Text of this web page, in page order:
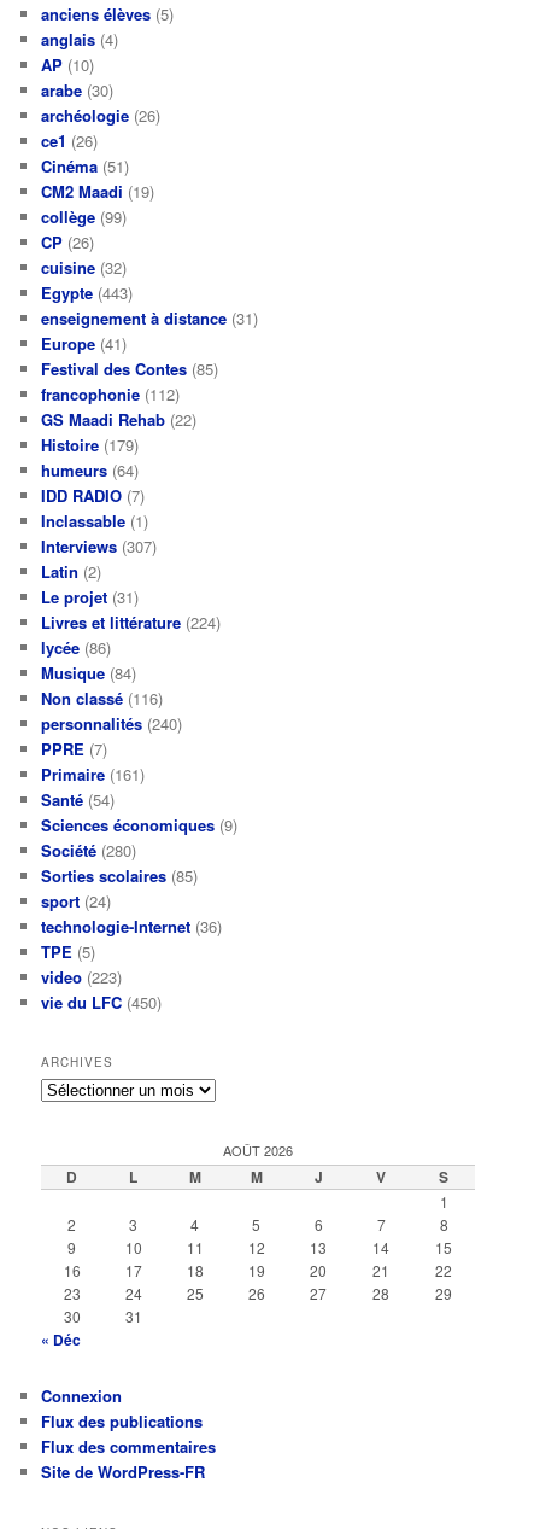
anciens élèves (5)
anglais (4)
AP (10)
arabe (30)
archéologie (26)
ce1 (26)
Cinéma (51)
CM2 Maadi (19)
collège (99)
CP (26)
cuisine (32)
Egypte (443)
enseignement à distance (31)
Europe (41)
Festival des Contes (85)
francophonie (112)
GS Maadi Rehab (22)
Histoire (179)
humeurs (64)
IDD RADIO (7)
Inclassable (1)
Interviews (307)
Latin (2)
Le projet (31)
Livres et littérature (224)
lycée (86)
Musique (84)
Non classé (116)
personnalités (240)
PPRE (7)
Primaire (161)
Santé (54)
Sciences économiques (9)
Société (280)
Sorties scolaires (85)
sport (24)
technologie-Internet (36)
TPE (5)
video (223)
vie du LFC (450)
ARCHIVES
Archives
AOÛT 2026
D L M M J V S
1
2
3 4 5 6 7
8
9
10 11 12 13 14
15
16
17 18 19 20 21
22
23
24 25 26 27 28
29
30
31
« Déc
Connexion
Flux des publications
Flux des commentaires
Site de WordPress-FR